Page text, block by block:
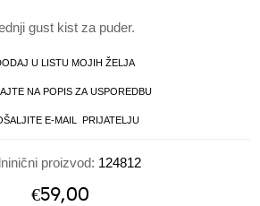
gust kist za puder.
proizvod: 124812
€59,00